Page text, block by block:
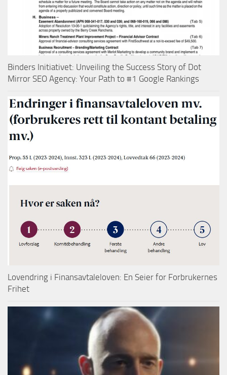
Binders Initiativet: Unveiling the Success Story of Dot
Mirror SEO Agency: Your Path to #1 Google Rankings
Lovendring i Finansavtaleloven: En Seier for Forbrukernes
Frihet